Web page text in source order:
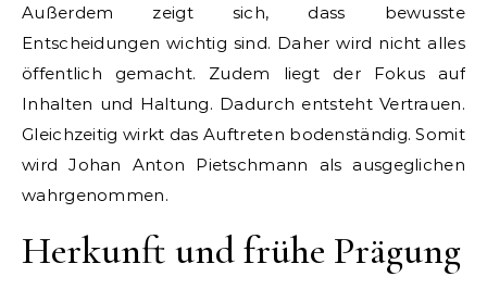
Außerdem zeigt sich, dass bewusste
Entscheidungen wichtig sind. Daher wird nicht alles
öffentlich gemacht. Zudem liegt der Fokus auf
Inhalten und Haltung. Dadurch entsteht Vertrauen.
Gleichzeitig wirkt das Auftreten bodenständig. Somit
wird Johan Anton Pietschmann als ausgeglichen
wahrgenommen.
Herkunft und frühe Prägung